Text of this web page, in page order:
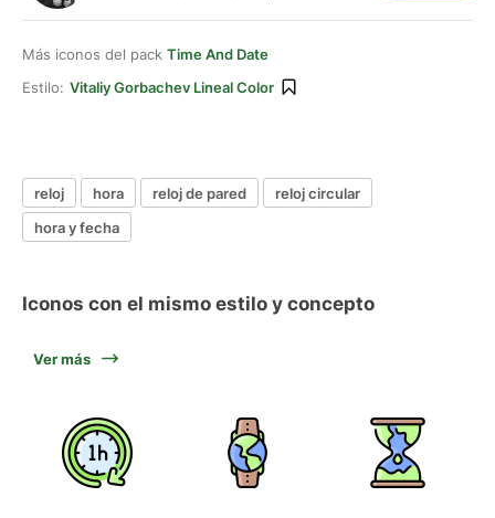
Más iconos del pack Time And Date
Estilo: Vitaliy Gorbachev Lineal Color
reloj hora reloj de pared
reloj circular
hora y fecha
Iconos con el mismo estilo y concepto
Ver más